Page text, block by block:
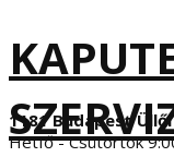
1181 Budapest
Hétfő - Csütörtök